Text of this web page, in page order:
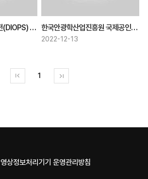
2022 대구국제안경전(DIOPS) Highlight 한국안광학산업진흥원 국제공인시험기관(KOLAS) 홍보영상
2022-12-13
1
영상정보처리기기 운영관리방침